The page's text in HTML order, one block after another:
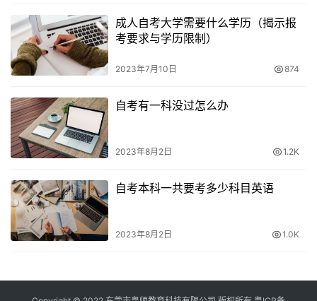
其次需要评估自己的学习目的。如果学生只是为了拿到一份
证明自己学历的学历证书，那么函授大专是一个不错的选
择。但是如果学生希望通过学历提升来获得更好的职业发展
量相对较高，可以为学生提供更多的发展机会。
时间和经济成本
较长的时间，通常需要花费两到四年的时间完成，而且需要
承担更多的经济成本。而函授大专的学习和备考时间相对较
短，通常需要花费一到三年的时间完成，经济成本也相对较
综合考虑以上几个因素，选择适合自己的学习方式是最重要
成人自考大学需要什么学历（揭示报
考要求与学历限制）
2023年7月10日 874
自考有一科没过怎么办
2023年8月2日 1.2K
自考本科一共要考多少科目英语
2023年8月2日 1.0K